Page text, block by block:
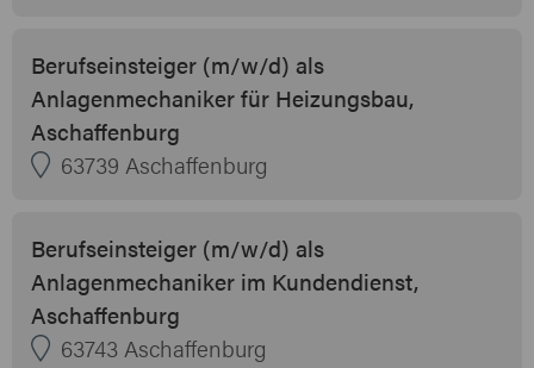
Berufseinsteiger (m/w/d) als
Anlagenmechaniker für Heizungsbau,
Aschaffenburg
63739 Aschaffenburg
Berufseinsteiger (m/w/d) als
Anlagenmechaniker im Kundendienst,
Aschaffenburg
63743 Aschaffenburg